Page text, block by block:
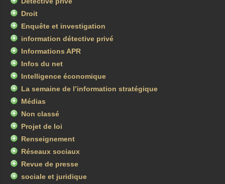
Droit
Enquête et investigation
information détective privé
Informations APR
Infos du net
Intelligence économique
La semaine de l’information stratégique
Médias
Non classé
Projet de loi
Renseignement
Réseaux sociaux
Revue de presse
sociale et juridique